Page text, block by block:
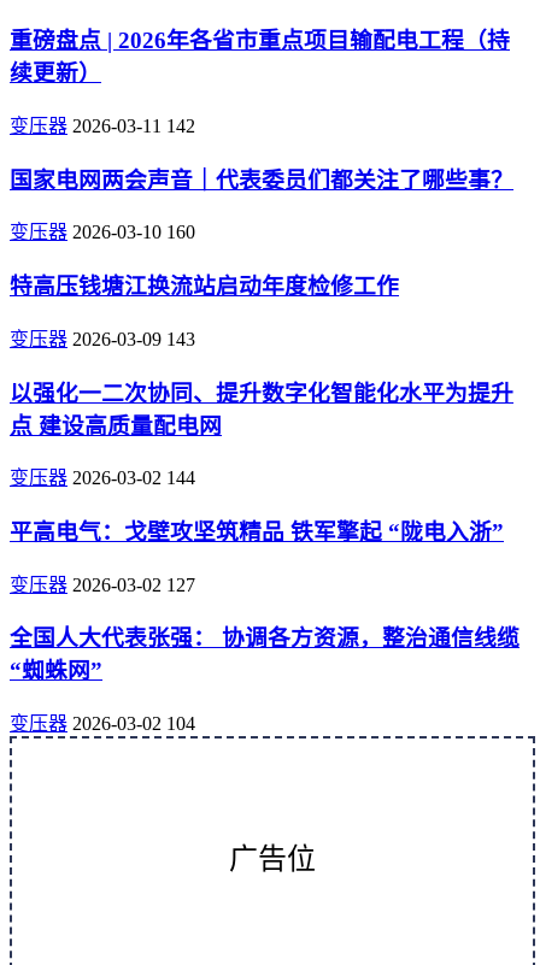
重磅盘点 | 2026年各省市重点项目输配电工程（持
续更新）
变压器 2026-03-11 142
国家电网两会声音｜代表委员们都关注了哪些事？
变压器 2026-03-10 160
特高压钱塘江换流站启动年度检修工作
变压器 2026-03-09 143
以强化一二次协同、提升数字化智能化水平为提升
点 建设高质量配电网
变压器 2026-03-02 144
平高电气：戈壁攻坚筑精品 铁军擎起 “陇电入浙”
变压器 2026-03-02 127
全国人大代表张强： 协调各方资源，整治通信线缆
“蜘蛛网”
变压器 2026-03-02 104
广告位